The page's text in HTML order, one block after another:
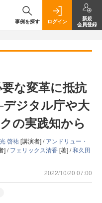
事例を探す ログイン
新規
会員登録
な変革に抵抗
ジタル庁や大
の実践知から
啓祐[講演者] /アンドリュー・
] /フェリックス清香[著] /和久田
2022/10/20 07:00